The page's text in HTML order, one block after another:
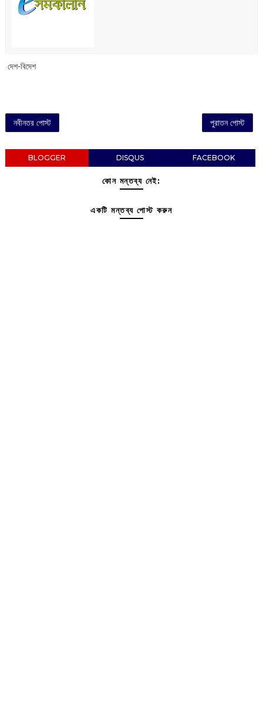
‌ দেশ-বিদেশ
নবীনতর পোস্ট পুরাতন পোস্ট
BLOGGER DISQUS FACEBOOK
কোন মন্তব্য নেই:
একটি মন্তব্য পোস্ট করুন